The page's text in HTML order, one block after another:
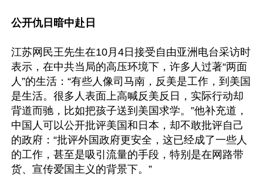
公开仇日暗中赴日
江苏网民王先生在10月4日接受自由亚洲电台采访时
表示，在中共当局的高压环境下，许多人过著“两面
人”的生活：“有些人像司马南，反美是工作，到美国
是生活。很多人表面上高喊反美反日，实际行动却
背道而驰，比如把孩子送到美国求学。”他补充道，
中国人可以公开批评美国和日本，却不敢批评自己
的政府：“批评外国政府更安全，这已经成了一些人
的工作，甚至是吸引流量的手段，特别是在网路带
货、宣传爱国主义的背景下。”